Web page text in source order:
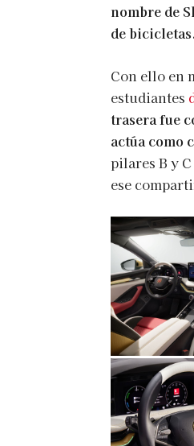
nombre de
de bicicletas.
Con ello en
estudiantes
trasera fue
actúa como
pilares B y
ese